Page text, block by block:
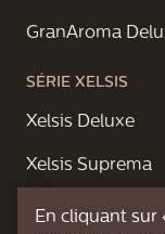
GranAroma
SÉRIE XELSIS
Xelsis Deluxe
Xelsis Suprema
QUI SOMMES-
En cliquant sur